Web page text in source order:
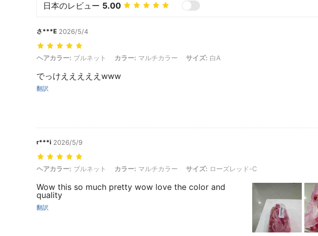
日本のレビュー 5.00
さ***E 2026/5/4
ヘアカラー: ブルネット, カラー: マルチカラー, サイズ: 白A
ヘアカラー: ブルネット カラー: マルチカラー サイズ: 白A
でっけえええええwww
翻訳
r***i 2026/5/9
ヘアカラー: ブルネット, カラー: マルチカラー, サイズ: ローズレッド-C
ヘアカラー: ブルネット カラー: マルチカラー サイズ: ローズレッド-C
Wow this so much pretty wow love the color and
quality
翻訳